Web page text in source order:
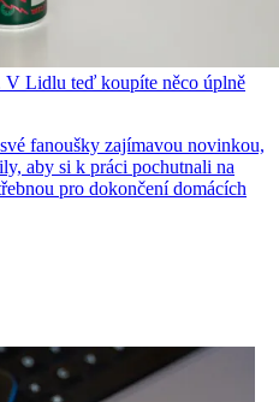
V Lidlu teď koupíte něco úplně
fanoušky zajímavou novinkou,
aby si k práci pochutnali na
pro dokončení domácích